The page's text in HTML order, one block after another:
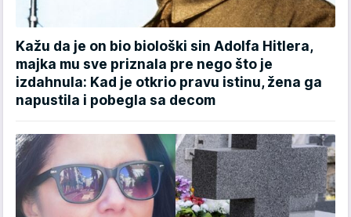
Kažu da je on bio biološki sin Adolfa Hitlera,
majka mu sve priznala pre nego što je
izdahnula: Kad je otkrio pravu istinu, žena ga
napustila i pobegla sa decom